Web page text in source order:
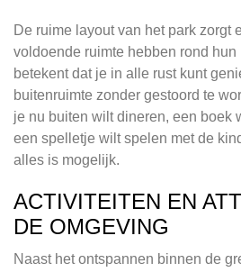
De ruime layout van het park zorgt
voldoende ruimte hebben rond hun
betekent dat je in alle rust kunt
buitenruimte zonder gestoord te
je nu buiten wilt dineren, een boek
een spelletje wilt spelen met de
alles is mogelijk.
ACTIVITEITEN EN
DE OMGEVING
Naast het ontspannen binnen de